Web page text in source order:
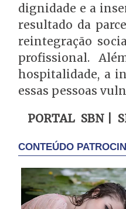
dignidade e a
resultado da
reintegração
profissional.
hospitalidade, a
essas pessoas
PORTAL SBN |